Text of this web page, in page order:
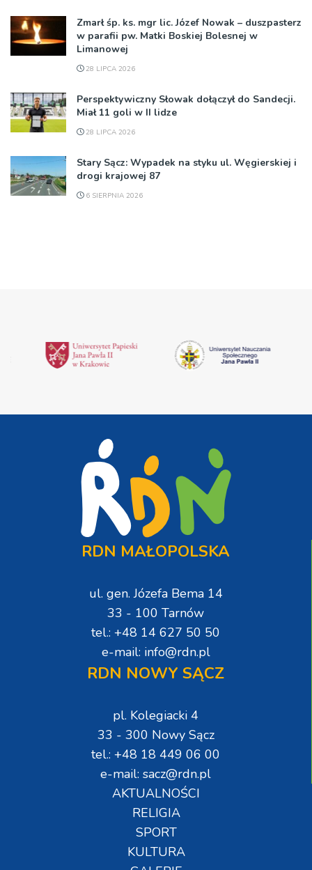
Zmarł śp. ks. mgr lic. Józef Nowak – duszpasterz
w parafii pw. Matki Boskiej Bolesnej w
Limanowej
28 LIPCA 2026
Perspektywiczny Słowak dołączył do Sandecji.
Miał 11 goli w II lidze
28 LIPCA 2026
Stary Sącz: Wypadek na styku ul. Węgierskiej i
drogi krajowej 87
6 SIERPNIA 2026
RDN MAŁOPOLSKA
ul. gen. Józefa Bema 14
33 - 100 Tarnów
tel.: +48 14 627 50 50
e-mail: info@rdn.pl
RDN NOWY SĄCZ
pl. Kolegiacki 4
33 - 300 Nowy Sącz
tel.: +48 18 449 06 00
e-mail: sacz@rdn.pl
AKTUALNOŚCI
RELIGIA
SPORT
KULTURA